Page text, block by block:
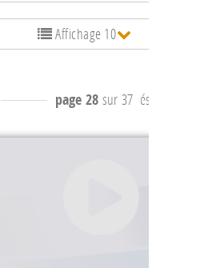
Affichage 10
page 28 sur 37 résultats